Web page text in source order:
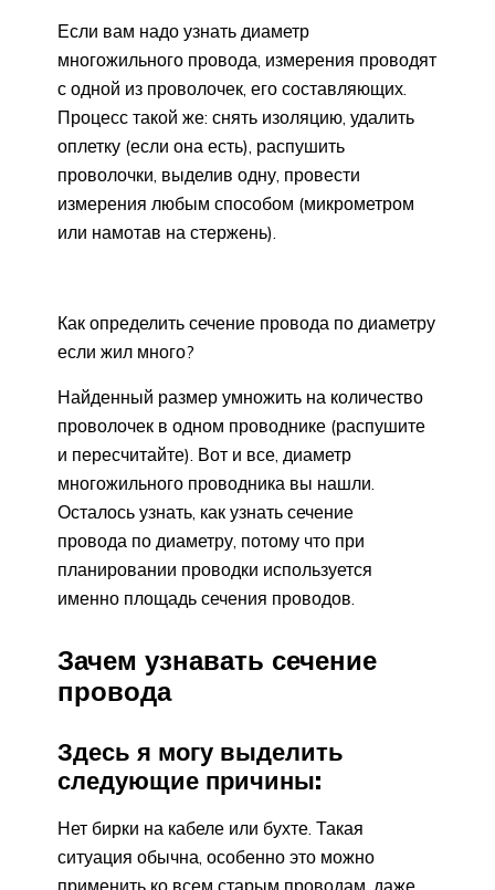
Если вам надо узнать диаметр
многожильного провода, измерения проводят
с одной из проволочек, его составляющих.
Процесс такой же: снять изоляцию, удалить
оплетку (если она есть), распушить
проволочки, выделив одну, провести
измерения любым способом (микрометром
или намотав на стержень).
Как определить сечение провода по диаметру
если жил много?
Найденный размер умножить на количество
проволочек в одном проводнике (распушите
и пересчитайте). Вот и все, диаметр
многожильного проводника вы нашли.
Осталось узнать, как узнать сечение
провода по диаметру, потому что при
планировании проводки используется
именно площадь сечения проводов.
Зачем узнавать сечение
провода
Здесь я могу выделить
следующие причины:
Нет бирки на кабеле или бухте. Такая
ситуация обычна, особенно это можно